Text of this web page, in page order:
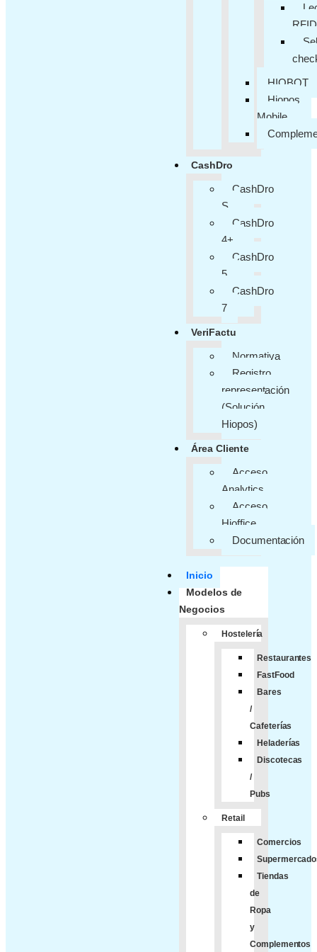
RFID
HIOBOT
Hiopos
Mobile
CashDro
CashDro
S
CashDro
4+
CashDro
5
CashDro
7
VeriFactu
Normativa
Registro
representación
(Solución
Hiopos)
Área Cliente
Acceso
Analytics
Acceso
Hioffice
Documentación
Inicio
Modelos de
Negocios
Hostelería
Restaurantes
FastFood
Bares
/
Cafeterías
Heladerías
Discotecas
/
Pubs
Retail
Comercios
Tiendas
de
Ropa
y
Complementos